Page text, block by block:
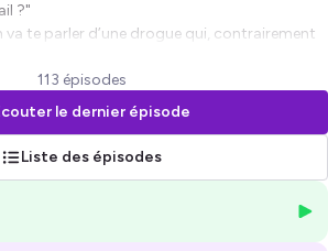
?"
te parler d’une drogue qui, contrairement
pour la santé ou pour l’environnement
on recevra un ou une invitée qui viendra nous
voyage en train.
sans avion et sans voiture, RDV sur
113 épisodes
le dernier épisode
Liste des épisodes